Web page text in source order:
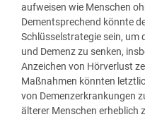
aufweisen wie Menschen
Dementsprechend könnte
Schlüsselstrategie sein, um
und Demenz zu senken,
Anzeichen von Hörverlust
Maßnahmen könnten
von Demenzerkrankungen
älterer Menschen erheblich